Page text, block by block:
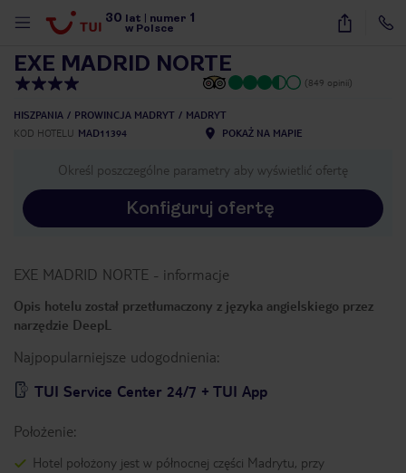
30 lat numer 1
w Polsce
37
EXE MADRID NORTE
(849 opinii)
HISZPANIA PROWINCJA MADRYT
MADRYT
KOD HOTELU MAD11394 POKAŻ NA MAPIE
Określ poszczególne parametry aby wyświetlić ofertę
Konfiguruj ofertę
EXE MADRID NORTE - informacje
Opis hotelu został przetłumaczony z języka angielskiego przez
narzędzie DeepL
Najpopularniejsze udogodnienia:
TUI Service Center 24/7 + TUI App
Położenie:
Hotel położony jest w północnej części Madrytu, przy